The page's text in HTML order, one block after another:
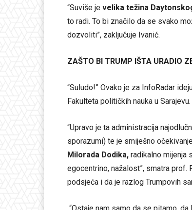
“Suviše je velika težina
to radi. To bi značilo da se svako
dozvoliti”, zaključuje Ivanić.
ZAŠTO BI TRUMP IŠTA URADIO
“Suludo!” Ovako je za InfoRadar
Fakulteta političkih nauka u Sarajevu.
“Upravo je ta administracija
sporazumi) te je smiješno
Milorada Dodika, radikalno mijenja
egocentrino, nažalost”, smatra prof.
podsjeća i da je razlog Trumpovih